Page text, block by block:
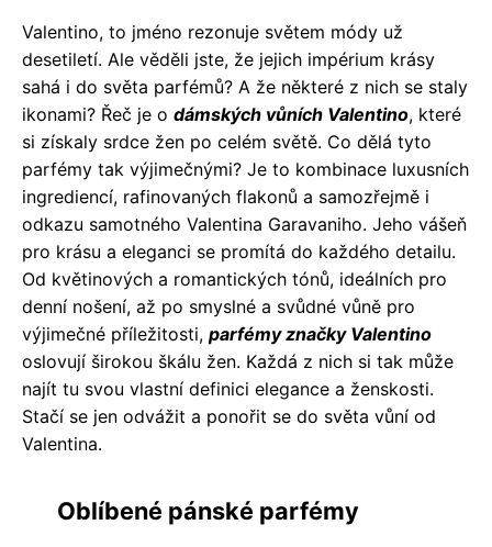
Valentino, to jméno rezonuje světem módy už
desetiletí. Ale věděli jste, že jejich impérium krásy
sahá i do světa parfémů? A že některé z nich se staly
ikonami? Řeč je o dámských vůních Valentino, které
si získaly srdce žen po celém světě. Co dělá tyto
parfémy tak výjimečnými? Je to kombinace luxusních
ingrediencí, rafinovaných flakonů a samozřejmě i
odkazu samotného Valentina Garavaniho. Jeho vášeň
pro krásu a eleganci se promítá do každého detailu.
Od květinových a romantických tónů, ideálních pro
denní nošení, až po smyslné a svůdné vůně pro
výjimečné příležitosti, parfémy značky Valentino
oslovují širokou škálu žen. Každá z nich si tak může
najít tu svou vlastní definici elegance a ženskosti.
Stačí se jen odvážit a ponořit se do světa vůní od
Valentina.
Oblíbené pánské parfémy